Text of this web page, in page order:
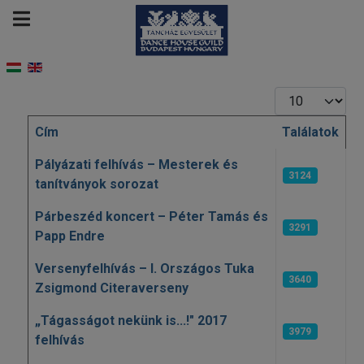
Tételek #
Cikkek
Cím Találatok
Pályázati felhívás – Mesterek és
tanítványok sorozat
3124
Párbeszéd koncert – Péter Tamás és
Papp Endre
3291
Versenyfelhívás – I. Országos Tuka
Zsigmond Citeraverseny
3640
„Tágasságot nekünk is...!" 2017
felhívás
3979